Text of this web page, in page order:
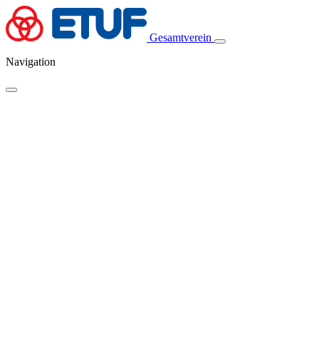
Gesamtverein
Navigation